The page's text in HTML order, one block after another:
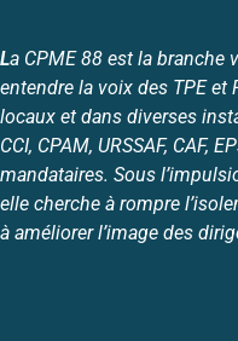
La CPME 88 est la branche
entendre la voix des TPE et
locaux et dans diverses
CCI, CPAM, URSSAF, CAF,
mandataires. Sous
elle cherche à rompre
à améliorer l’image des